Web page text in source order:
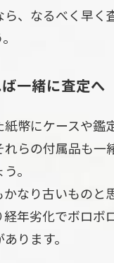
、なるべく早く
一緒に査定へ
幣にケースや鑑
らの付属品も一
。
なり古いものと
年劣化でボロボ
ります。